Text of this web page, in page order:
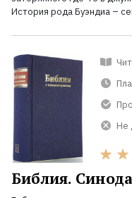
История рода Буэндиа –
Не
Библия.